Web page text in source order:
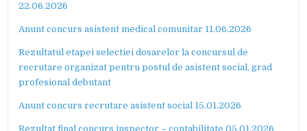
22.06.2026
Anunt concurs asistent medical comunitar 11.06.2026
Rezultatul etapei selectiei dosarelor la concursul de
recrutare organizat pentru postul de asistent social, grad
profesional debutant
Anunt concurs recrutare asistent social 15.01.2026
Rezultat final concurs inspector – contabilitate 05.01.2026